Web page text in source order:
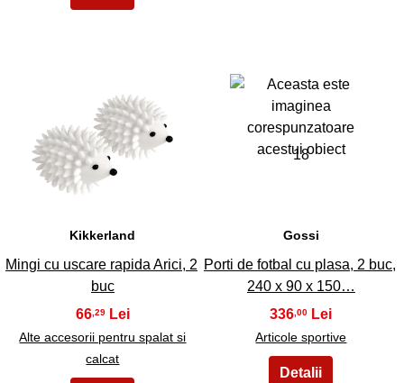
17
Kikkerland
Mingi cu uscare rapida Arici, 2
buc
66,29
Alte accesorii pentru spalat si
calcat
18
Gossi
Porti de fotbal cu plasa, 2 buc,
240 x 90 x 150…
336 ,00
Articole sportive